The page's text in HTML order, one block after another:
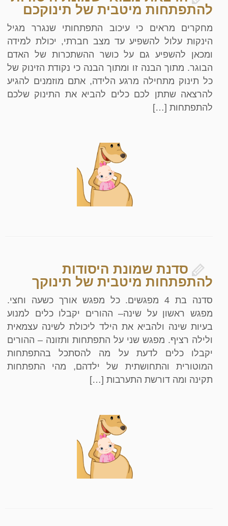
להתפתחות מיטבית של תינוקכם
מחקרים מראים כי עיכוב התפתחותי שנגרר מגיל
הינקות עלול להשפיע עד מצב חברתי, יכולת למידה
ומכאן להשפיע גם על כושר ההשתכרות של האדם
הבוגר. מתוך הבנה זו ומתוך הבנה כי נקודת הזינוק של
כל תינוק מתחילה מרגע הלידה, אתם מוזמנים להגיע
להרצאה שתתן לכם כלים להביא את התינוק שלכם
להתפתחות […]
סדנת שמונת היסודות
להתפתחות מיטבית של תינוקך
סדנה בת 4 מפגשים. כל מפגש אורך כשעה וחצי.
מפגש ראשון על שינה– ההורים יקבלו כלים למנוע
בעיות שינה ולהביא את הילד ליכולת לשינה עצמאית
ולילה רציף. מפגש שני על התפתחות ותזונה – ההורים
יקבלו כלים לדעת על מה להסתכל בהתפתחות
המוטורית והתחושתית של ילדהם, מהי התפתחות
תקינה ומה דורשת התערבות […]